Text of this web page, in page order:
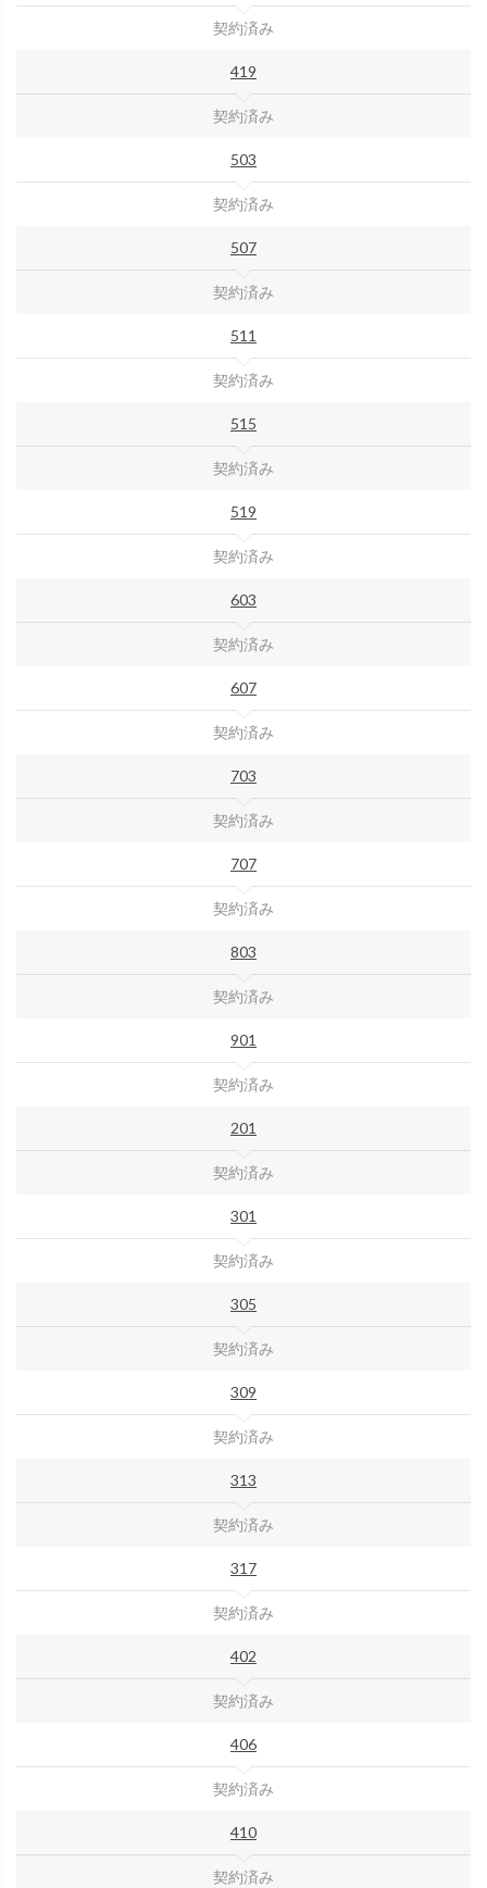
契約済み
419
契約済み
503
契約済み
507
契約済み
511
契約済み
515
契約済み
519
契約済み
603
契約済み
607
契約済み
703
契約済み
707
契約済み
803
契約済み
901
契約済み
201
契約済み
301
契約済み
305
契約済み
309
契約済み
313
契約済み
317
契約済み
402
契約済み
406
契約済み
410
契約済み